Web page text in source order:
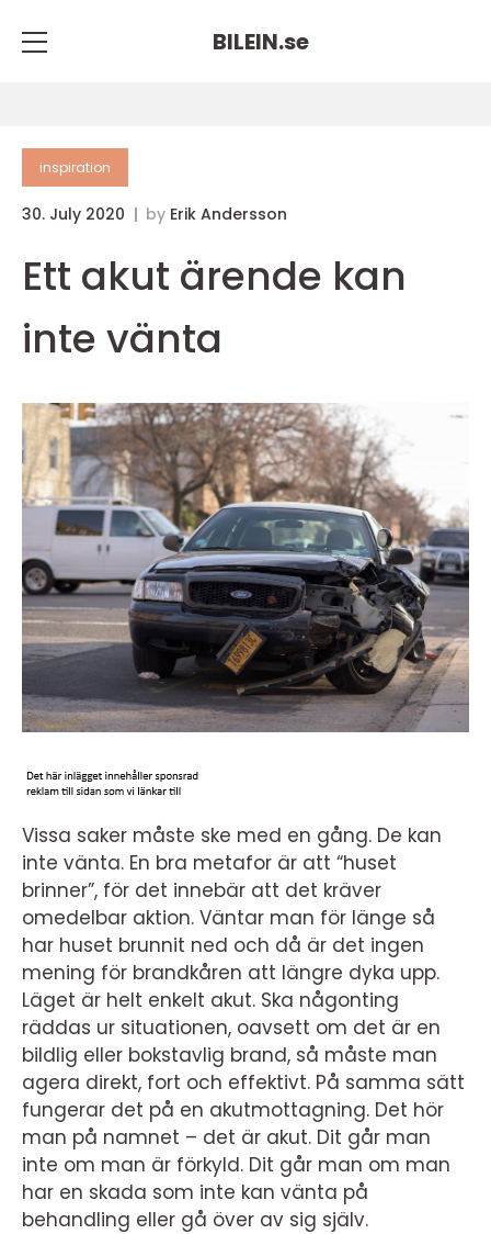
BILEIN.se
inspiration
30. July 2020 by Erik Andersson
Ett akut ärende kan
inte vänta
Vissa saker måste ske med en gång. De kan
inte vänta. En bra metafor är att “huset
brinner”, för det innebär att det kräver
omedelbar aktion. Väntar man för länge så
har huset brunnit ned och då är det ingen
mening för brandkåren att längre dyka upp.
Läget är helt enkelt akut. Ska någonting
räddas ur situationen, oavsett om det är en
bildlig eller bokstavlig brand, så måste man
agera direkt, fort och effektivt. På samma sätt
fungerar det på en akutmottagning. Det hör
man på namnet – det är akut. Dit går man
inte om man är förkyld. Dit går man om man
har en skada som inte kan vänta på
behandling eller gå över av sig själv.